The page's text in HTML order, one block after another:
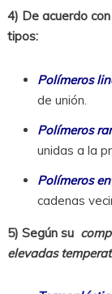
4) De acuerdo
tipos:
Polímeros
de unión.
Polímeros
unidas a la
Polímeros
cadenas
5) Según su
elevadas